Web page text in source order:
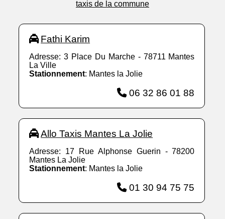
taxis de la commune
Fathi Karim
Adresse: 3 Place Du Marche - 78711 Mantes
La Ville
Stationnement: Mantes la Jolie
06 32 86 01 88
Allo Taxis Mantes La Jolie
Adresse: 17 Rue Alphonse Guerin - 78200
Mantes La Jolie
Stationnement: Mantes la Jolie
01 30 94 75 75